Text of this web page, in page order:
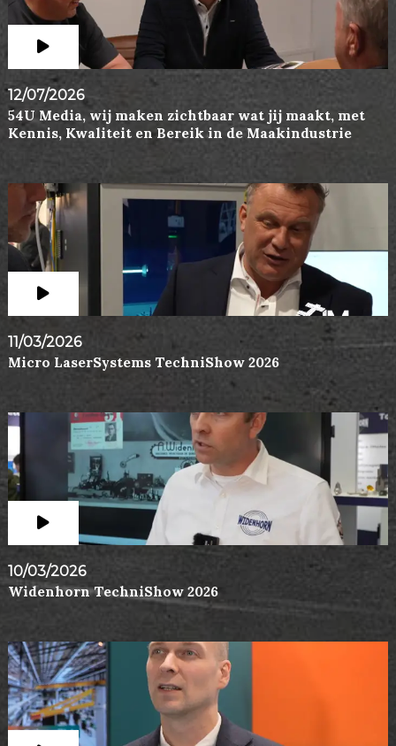
12/07/2026
54U Media, wij maken zichtbaar wat jij maakt, met
Kennis, Kwaliteit en Bereik in de Maakindustrie
11/03/2026
Micro LaserSystems TechniShow 2026
10/03/2026
Widenhorn TechniShow 2026